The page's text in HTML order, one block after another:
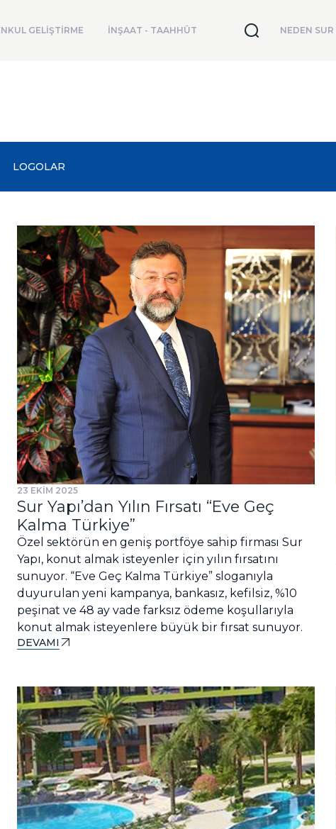
GELİŞTİRME İNŞAAT - TAAHHÜT NEDEN SUR
LOGOLAR
23 EKİM 2025
Sur Yapı’dan Yılın Fırsatı “Eve Geç
Kalma Türkiye”
Özel sektörün en geniş portföye sahip firması Sur
Yapı, konut almak isteyenler için yılın fırsatını
sunuyor. “Eve Geç Kalma Türkiye” sloganıyla
duyurulan yeni kampanya, bankasız, kefilsiz, %10
peşinat ve 48 ay vade farksız ödeme koşullarıyla
konut almak isteyenlere büyük bir fırsat sunuyor.
DEVAMI